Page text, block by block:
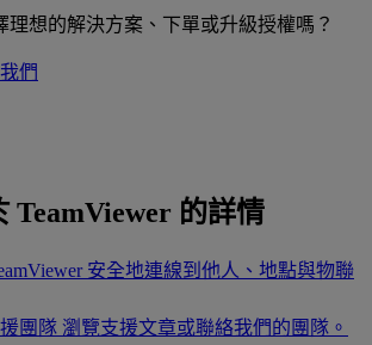
理想的解決方案、下單或升級授權嗎？
們
TeamViewer 的詳情
安全地連線到他人、地點與物聯
團隊 瀏覽支援文章或聯絡我們的團隊。